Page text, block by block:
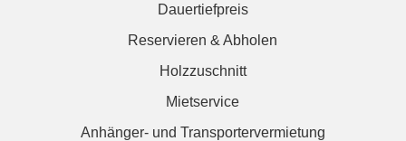
Dauertiefpreis
Reservieren & Abholen
Holzzuschnitt
Mietservice
Anhänger- und Transportervermietung